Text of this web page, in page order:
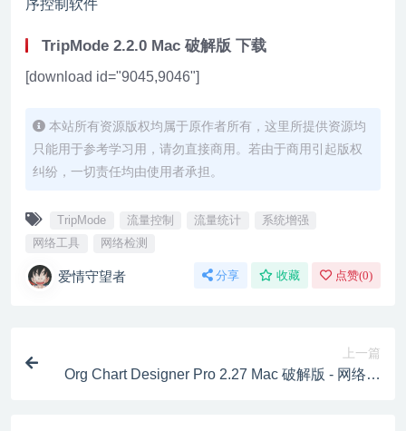
TripMode 2.2.0 Mac 破解版 下载
[download id="9045,9046"]
本站所有资源版权均属于原作者所有，这里所提供资源均
只能用于参考学习用，请勿直接商用。若由于商用引起版权
纠纷，一切责任均由使用者承担。
TripMode 流量控制 流量统计
系统增强
网络工具
网络检测
爱情守望者 分享 收藏 点赞(0)
上一篇
Org Chart Designer Pro 2.27 Mac 破解版 - 网络图